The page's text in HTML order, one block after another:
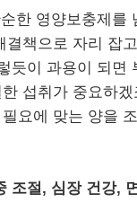
한 영양보충제를
결책으로 자리 잡
듯이 과용이 되면
섭취가 중요하
요에 맞는 양을
조절, 심장 건강,